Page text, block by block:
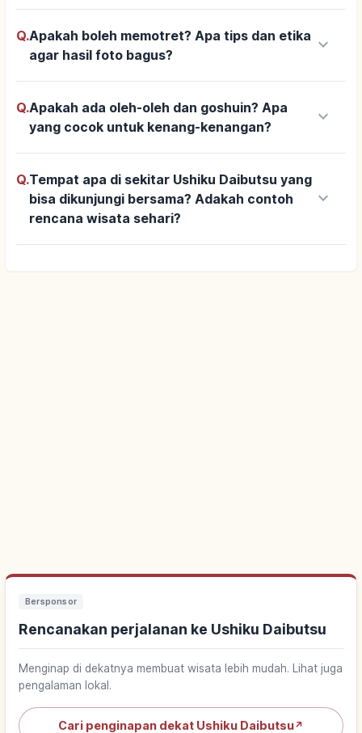
Q.Apakah boleh memotret? Apa tips dan etika
agar hasil foto bagus?
keyboard_arrow_down
Q.Apakah ada oleh-oleh dan goshuin? Apa
yang cocok untuk kenang-kenangan?
keyboard_arrow_down
Q.Tempat apa di sekitar Ushiku Daibutsu yang
bisa dikunjungi bersama? Adakah contoh
rencana wisata sehari?
keyboard_arrow_down
Bersponsor
Rencanakan perjalanan ke Ushiku Daibutsu
Menginap di dekatnya membuat wisata lebih mudah. Lihat juga
pengalaman lokal.
Cari penginapan dekat Ushiku Daibutsu↗